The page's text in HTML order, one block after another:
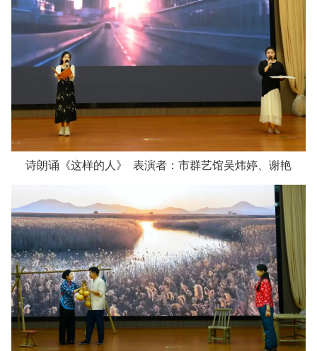
诗朗诵《这样的人》 表演者：市群艺馆吴炜婷、谢艳